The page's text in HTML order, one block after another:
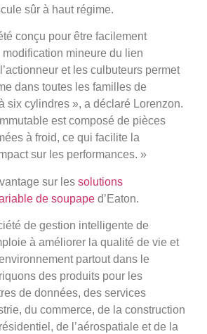
sûr à haut régime.
conçu pour être facilement
mineure du lien
et les culbuteurs permet
dans toutes les familles de
six cylindres », a déclaré Lorenzon.
est composé de pièces
à froid, ce qui facilite la
sur les performances. »
sur les solutions
de soupape d’Eaton.
de gestion intelligente de
à améliorer la qualité de vie et
partout dans le
des produits pour les
de données, des services
du commerce, de la construction
de l’aérospatiale et de la